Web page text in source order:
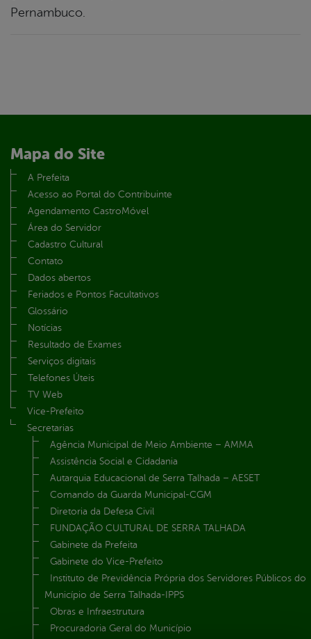
Pernambuco.
Mapa do Site
A Prefeita
Acesso ao Portal do Contribuinte
Agendamento CastroMóvel
Área do Servidor
Cadastro Cultural
Contato
Dados abertos
Feriados e Pontos Facultativos
Glossário
Notícias
Resultado de Exames
Serviços digitais
Telefones Úteis
TV Web
Vice-Prefeito
Secretarias
Agência Municipal de Meio Ambiente – AMMA
Assistência Social e Cidadania
Autarquia Educacional de Serra Talhada – AESET
Comando da Guarda Municipal-CGM
Diretoria da Defesa Civil
FUNDAÇÃO CULTURAL DE SERRA TALHADA
Gabinete da Prefeita
Gabinete do Vice-Prefeito
Instituto de Previdência Própria dos Servidores Públicos do
Município de Serra Talhada-IPPS
Obras e Infraestrutura
Procuradoria Geral do Município